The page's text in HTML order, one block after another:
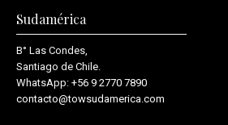
Sudamérica
B° Las Condes,
Santiago de Chile.
WhatsApp: +56 9 2770 7890
contacto@towsudamerica.com